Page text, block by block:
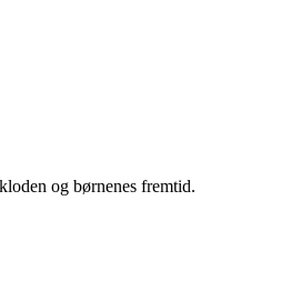
og børnenes fremtid.